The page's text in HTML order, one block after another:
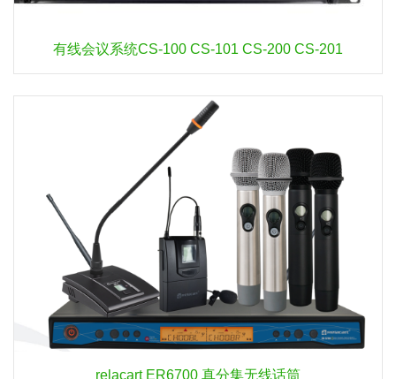
有线会议系统CS-100 CS-101 CS-200 CS-201
relacart ER6700 真分集无线话筒